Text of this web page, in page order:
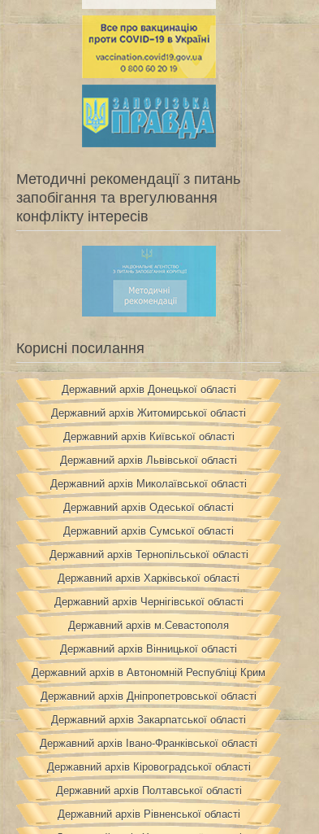
Методичні рекомендації з питань
запобігання та врегулювання
конфлікту інтересів
Корисні посилання
Державний архів Донецької області
Державний архів Житомирської області
Державний архів Київської області
Державний архів Львівської області
Державний архів Миколаївської області
Державний архів Одеської області
Державний архів Сумської області
Державний архів Тернопільської області
Державний архів Харківської області
Державний архів Чернігівської області
Державний архів м.Севастополя
Державний архів Вінницької області
Державний архів в Автономній Республіці Крим
Державний архів Дніпропетровської області
Державний архів Закарпатської області
Державний архів Івано-Франківської області
Державний архів Кіровоградської області
Державний архів Полтавської області
Державний архів Рівненської області